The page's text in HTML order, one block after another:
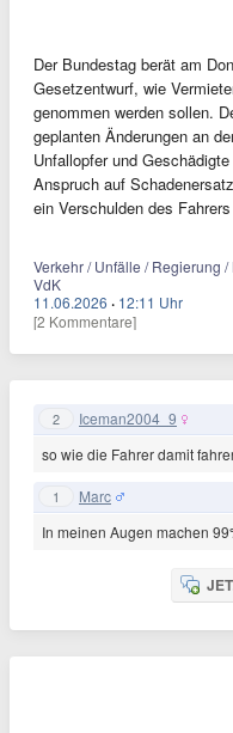
Der Bundestag berät am
Gesetzentwurf, wie
genommen werden sollen.
geplanten Änderungen an
Unfallopfer und
Anspruch auf
ein Verschulden des
Verkehr / Unfälle / Regierung
VdK
11.06.2026 · 12:11 Uhr
[2 Kommentare]
2 Iceman2004_9
so wie die Fahrer damit
1 Marc
In meinen Augen machen